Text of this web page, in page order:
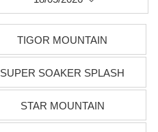
TIGOR MOUNTAIN
SUPER SOAKER SPLASH
STAR MOUNTAIN